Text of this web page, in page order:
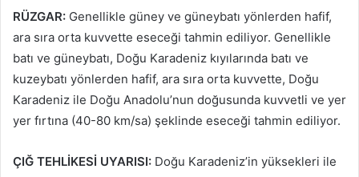
RÜZGAR: Genellikle güney ve güneybatı yönlerden hafif,
ara sıra orta kuvvette eseceği tahmin ediliyor. Genellikle
batı ve güneybatı, Doğu Karadeniz kıyılarında batı ve
kuzeybatı yönlerden hafif, ara sıra orta kuvvette, Doğu
Karadeniz ile Doğu Anadolu’nun doğusunda kuvvetli ve yer
yer fırtına (40-80 km/sa) şeklinde eseceği tahmin ediliyor.
ÇIĞ TEHLİKESİ UYARISI: Doğu Karadeniz’in yüksekleri ile